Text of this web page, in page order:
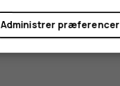
Administrer præferencer